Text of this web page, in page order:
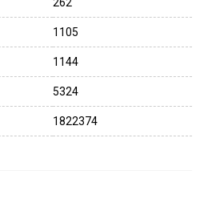
262
1105
1144
5324
1822374